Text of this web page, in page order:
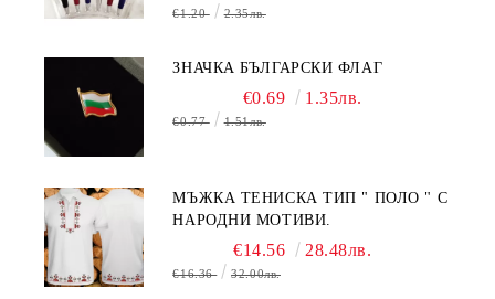
€1.20 2.35лв.
ЗНАЧКА БЪЛГАРСКИ ФЛАГ
€0.69 1.35лв.
€0.77 1.51лв.
МЪЖКА ТЕНИСКА ТИП " ПОЛО " С
НАРОДНИ МОТИВИ.
€14.56 28.48лв.
€16.36 32.00лв.